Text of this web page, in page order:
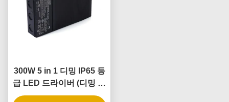
300W 5 in 1 디밍 IP65 등
급 LED 드라이버 (디밍 가
능 전원 공급 장치용)